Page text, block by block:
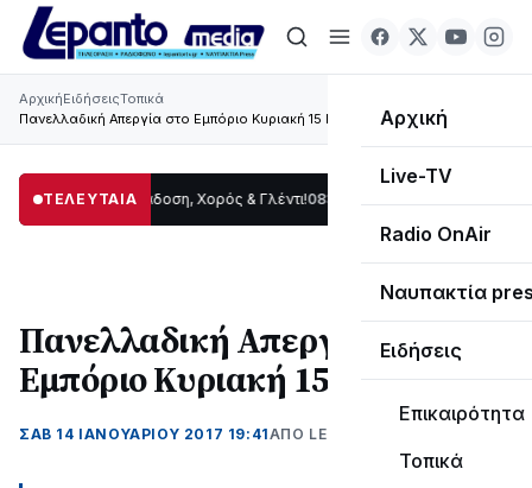
Αρχική
Live-TV
Radio OnAir
Ναυπακτία
Ειδήσεις
Επικαιρότητα
Τοπικά
ΑρχικήΕιδήσειςΤοπικά
Πανελλαδική Απεργία στο Εμπόριο Κυριακή 15 Γενάρη
ΤΕΛΕΥΤΑΙΑ
Παράδοση, Χορός & Γλέντι!08:41 ΤΟ ΠΑΡΤΥ ΣΥΝΕΧΙΖΕΤΑΙ…
Πανελλαδική Απεργία στο
Εμπόριο Κυριακή 15 Γενάρη
ΣΑΒ 14 ΙΑΝΟΥΑΡΊΟΥ 2017 19:41ΑΠΌ LEPANTO RTV